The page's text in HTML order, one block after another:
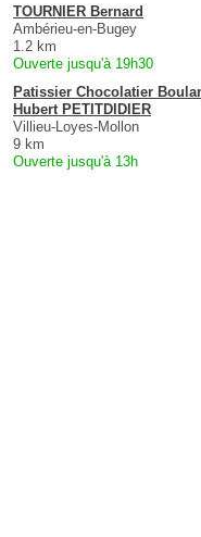
TOURNIER Bernard
Ambérieu-en-Bugey
1.2 km
Ouverte jusqu'à 19h30
Patissier Chocolatier
Hubert PETITDIDIER
Villieu-Loyes-Mollon
9 km
Ouverte jusqu'à 13h